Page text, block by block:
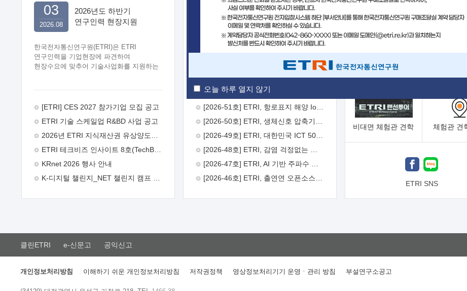
오늘 하루 열지 않기
2026년도 하반기
연구인력 현장지원
한국전자통신연구원(ETRI)은 ETRI
연구인력을 기업현장에 파견하여
현장수요에 맞추어 기술사업화를 지원하는
주시기 바랍니다. 2026년 8월
추진목적: ETRI 인력을 기업현장에 파견.
기술지원을 실시함으로써 ETRI 개발기술의
극대화하고, 지원기업을 강견기업으로
육성하고자 함.  신청자격: ETRI
ETRI 창업/연구소기업, 기술이전/출자기업
(2 ~ 3년차) 연봉의 40%  추진일정(1)
희망기업 신청/접수(2)희망인력-희망기업
매칭(3)현장조사/ 선정(심의)(4)협약체결
26일 9월초순 9월 중순 10월 이후*
2026.08
03
[ETRI] CES 2027 참가기업 모집 공고
ETRI 기술 스케일업 R&BD 사업 공고
ETRI 테크비즈 인사이트 8호(TechBiz Insight Vol.8) 발간
KRnet 2026 행사 안내
[2026-52호] ETRI, ITU-T 자율주행차 국제표준화 주도한다
기술예고 중소기업
보유특허 이전가능
융합기술연구생산센터 반도체실
비대면 체험관 견학 체험관 견
ETRI SNS
클린ETRI e-신문고 공익신고
개인정보처리방침 이해하기 쉬운 개인정보처리방침 저작권정책 영상정보처리기기 운영ㆍ관리 방침 부설연구소공고